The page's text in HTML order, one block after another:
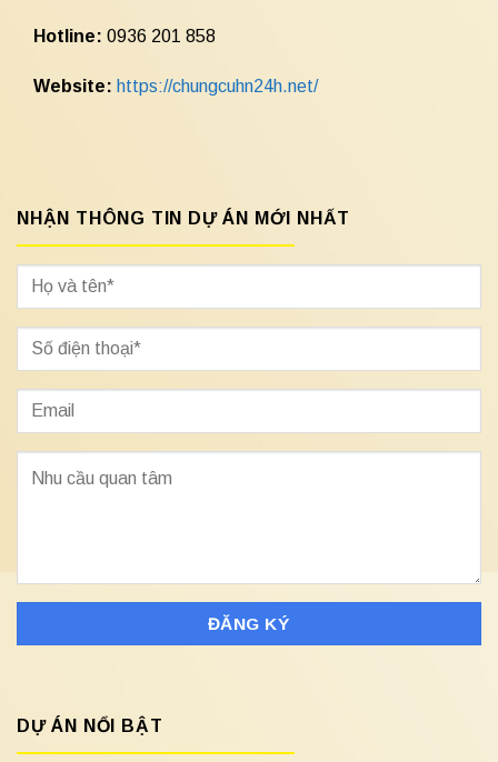
Hotline: 0936 201 858
Website: https://chungcuhn24h.net/
NHẬN THÔNG TIN DỰ ÁN MỚI NHẤT
DỰ ÁN NỔI BẬT